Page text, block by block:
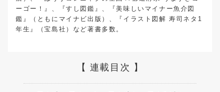
ーゴー！』、『すし図鑑』、『美味しいマイナー魚介図
鑑』（ともにマイナビ出版）、『イラスト図解 寿司ネタ1
年生』（宝島社）など著書多数。
連載目次